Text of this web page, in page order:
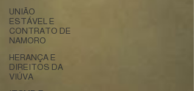
UNIÃO
ESTÁVEL E
CONTRATO DE
NAMORO
HERANÇA E
DIREITOS DA
VIÚVA